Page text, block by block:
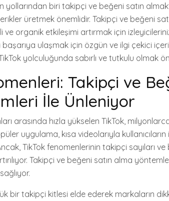
yollarından biri takipçi ve beğeni satın
üretmek önemlidir. Takipçi ve beğeni
organik etkileşimi artırmak için
başarıya ulaşmak için özgün ve ilgi çekici
yolculuğunda sabırlı ve tutkulu olmak
Takipçi ve
İle Ünleniyor
arasında hızla yükselen TikTok, milyonlarca
uygulama, kısa videolarıyla
TikTok fenomenlerinin takipçi sayıları
Takipçi ve beğeni satın alma
bir takipçi kitlesi elde ederek markaların